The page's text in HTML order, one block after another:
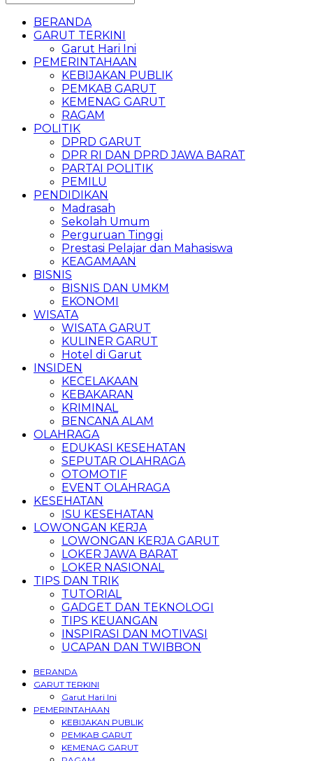
BERANDA
GARUT TERKINI
Garut Hari Ini
PEMERINTAHAAN
KEBIJAKAN PUBLIK
PEMKAB GARUT
KEMENAG GARUT
RAGAM
POLITIK
DPRD GARUT
DPR RI DAN DPRD JAWA BARAT
PARTAI POLITIK
PEMILU
PENDIDIKAN
Madrasah
Sekolah Umum
Perguruan Tinggi
Prestasi Pelajar dan Mahasiswa
KEAGAMAAN
BISNIS
BISNIS DAN UMKM
EKONOMI
WISATA
WISATA GARUT
KULINER GARUT
Hotel di Garut
INSIDEN
KECELAKAAN
KEBAKARAN
KRIMINAL
BENCANA ALAM
OLAHRAGA
EDUKASI KESEHATAN
SEPUTAR OLAHRAGA
OTOMOTIF
EVENT OLAHRAGA
KESEHATAN
ISU KESEHATAN
LOWONGAN KERJA
LOWONGAN KERJA GARUT
LOKER JAWA BARAT
LOKER NASIONAL
TIPS DAN TRIK
TUTORIAL
GADGET DAN TEKNOLOGI
TIPS KEUANGAN
INSPIRASI DAN MOTIVASI
UCAPAN DAN TWIBBON
BERANDA
GARUT TERKINI
Garut Hari Ini
PEMERINTAHAAN
KEBIJAKAN PUBLIK
PEMKAB GARUT
KEMENAG GARUT